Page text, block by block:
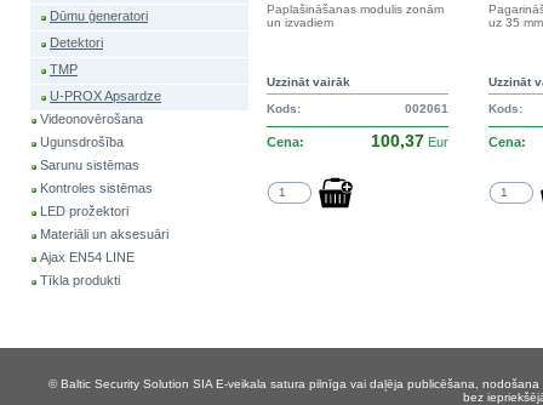
Dūmu ģeneratori
Detektori
TMP
U-PROX Apsardze
Videonovērošana
Ugunsdrošība
Sarunu sistēmas
Kontroles sistēmas
LED prožektori
Materiāli un aksesuāri
Ajax EN54 LINE
Tīkla produkti
Paplašināšanas modulis zonām
un izvadiem
Uzzināt vairāk
Kods:
002061
Cena: 100,37 Eur
uz 35
Uzzināt
Kods:
Cena:
© Baltic Security Solution SIA E-veikala satura pilnīga vai daļēja publicēšana,
bez